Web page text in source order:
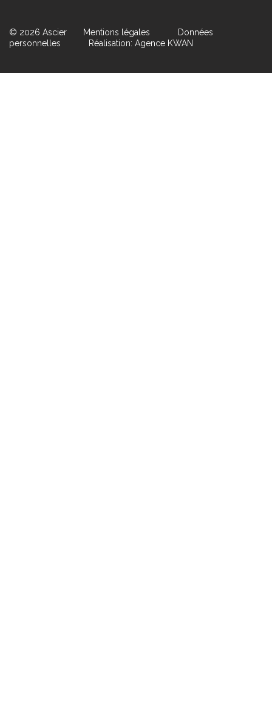
© 2026 Ascier Mentions légales
Données
personnelles
Réalisation: Agence KWAN